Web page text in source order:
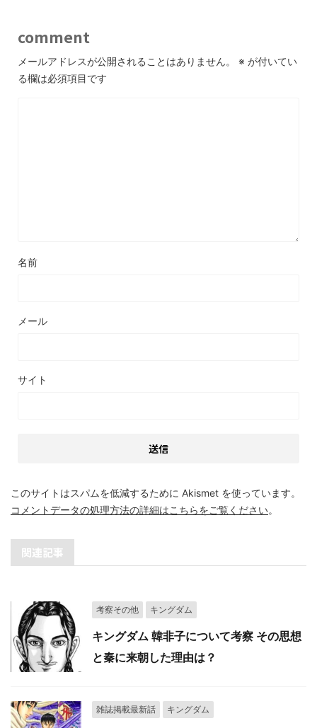
comment
メールアドレスが公開されることはありません。 ※ が付いてい
る欄は必須項目です
名前
メール
サイト
このサイトはスパムを低減するために Akismet を使っています。
コメントデータの処理方法の詳細はこちらをご覧ください。
関連記事
考察その他 キングダム
キングダム 韓非子について考察 その思想
と秦に来朝した理由は？
雑誌掲載最新話 キングダム